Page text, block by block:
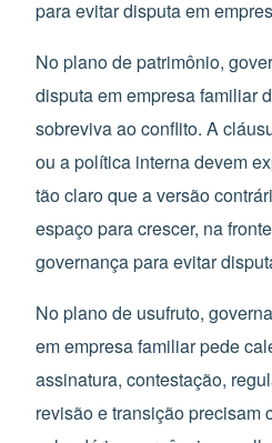
para evitar disputa em
No plano de patrimônio,
disputa em empresa familiar
sobreviva ao conflito. A
ou a política interna devem
tão claro que a versão
espaço para crescer, na
governança para evitar
No plano de usufruto,
em empresa familiar pede
assinatura, contestação,
revisão e transição precisam